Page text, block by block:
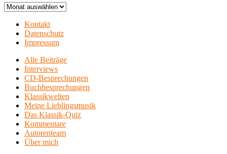
Archiv
Kontakt
Datenschutz
Impressum
Alle Beiträge
Interviews
CD-Besprechungen
Buchbesprechungen
Klassikwelten
Meine Lieblingsmusik
Das Klassik-Quiz
Kommentare
Autorenteam
Über mich